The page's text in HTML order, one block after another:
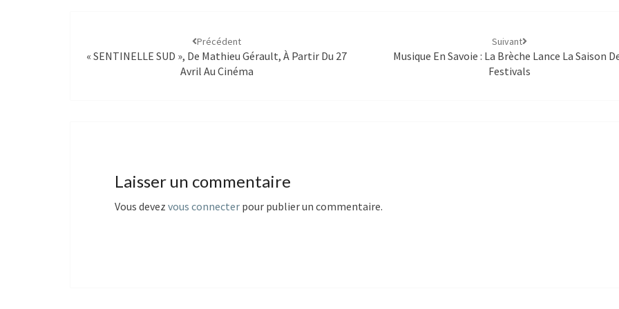
Précédent
« SENTINELLE SUD », De Mathieu Gérault, À Partir Du 27
Avril Au Cinéma
Suivant
Musique En Savoie : La Brèche Lance La Saison
Festivals
Laisser un commentaire
Vous devez vous connecter pour publier un commentaire.